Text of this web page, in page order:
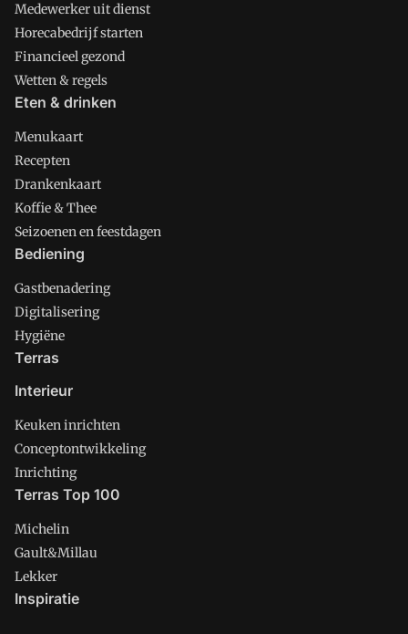
Medewerker uit dienst
Horecabedrijf starten
Financieel gezond
Wetten & regels
Eten & drinken
Menukaart
Recepten
Drankenkaart
Koffie & Thee
Seizoenen en feestdagen
Bediening
Gastbenadering
Digitalisering
Hygiëne
Terras
Interieur
Keuken inrichten
Conceptontwikkeling
Inrichting
Terras Top 100
Michelin
Gault&Millau
Lekker
Inspiratie